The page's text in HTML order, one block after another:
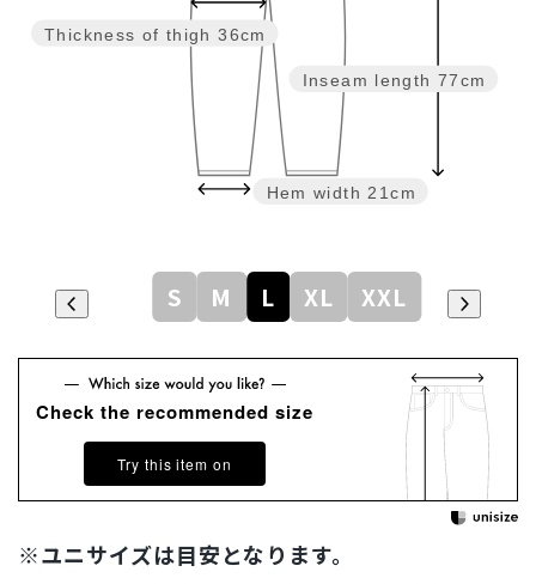
Inseam length 77cm
Hem width 21cm
Thickness of thigh 36cm
S M L XL XXL
Check the recommended size
Try this item on
※ユニサイズは目安となります。